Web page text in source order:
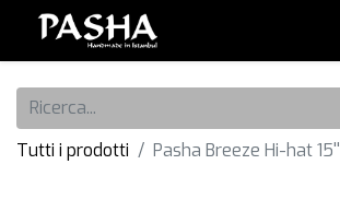
Tutti i prodotti Pasha Breeze Hi-hat 15''